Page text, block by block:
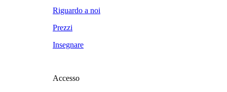
Riguardo a noi
Prezzi
Insegnare
Accesso